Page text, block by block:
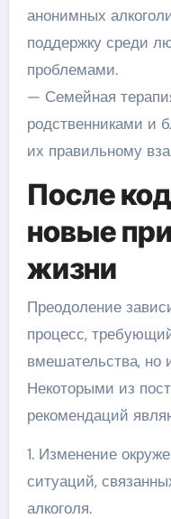
анонимных
поддержку среди
проблемами.
— Семейная
родственниками и
их правильному
После
новые
жизни
Преодоление
процесс,
вмешательства, но
Некоторыми из
рекомендаций
1. Изменение
ситуаций,
алкоголя.